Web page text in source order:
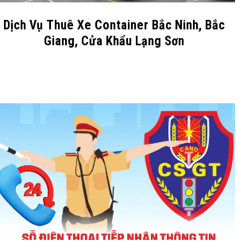
Dịch Vụ Thuê Xe Container Bắc Ninh, Bắc
Giang, Cửa Khẩu Lạng Sơn